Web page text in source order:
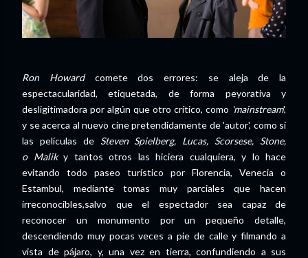
Ron Howardcomete dos errores: se aleja de la
espectacularidad, etiquetada, de forma peyorativa y
desligitimadora por algún que otro crítico, como 'mainstream',
y se acerca al nuevo cine pretendidamente de 'autor', como si
las películas de Steven Spielberg, Lucas, Scorsese, Stone,
o Maliky tantos otros las hiciera cualquiera, y lo hace
evitando todo paseo turístico por Florencia, Venecia o
Estambul, mediante tomas muy parciales que hacen
irreconocibles,salvo que el espectador sea capaz de
reconocer un monumento por un pequeño detalle,
descendiendo muy pocas veces a pie de calle y filmando a
vista de pájaro, y, una vez en tierra, confundiendo a sus